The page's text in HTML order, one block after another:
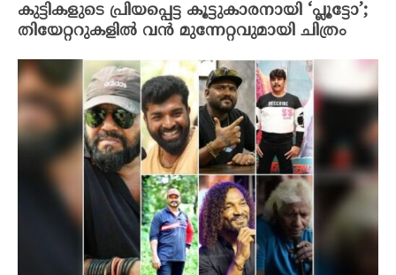
കുട്ടികളുടെ പ്രിയപ്പെട്ട കൂട്ടുകാരനായി ‘പ്ലൂട്ടോ’;
തിയേറ്ററുകളിൽ വൻ മുന്നേറ്റവുമായി ചിത്രം